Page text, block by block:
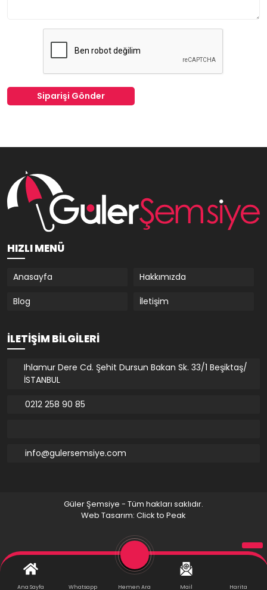
Siparişi Gönder
HIZLI MENÜ
Anasayfa Hakkımızda
Blog İletişim
İLETIŞIM BILGILERI
Ihlamur Dere Cd. Şehit Dursun Bakan Sk. 33/1 Beşiktaş/
İSTANBUL
0212 258 90 85
info@gulersemsiye.com
Güler Şemsiye - Tüm hakları saklıdır.
Web Tasarım: Click to Peak
Ana Sayfa Whatsapp Hemen Ara Mail Harita